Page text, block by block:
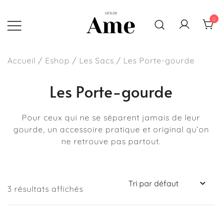
content
faits main en France
0
Accueil / Eshop / Les Sacs / Les Porte-gourde
Les Porte-gourde
Pour ceux qui ne se séparent jamais de leur
gourde, un accessoire pratique et original qu’on
ne retrouve pas partout.
3 résultats affichés